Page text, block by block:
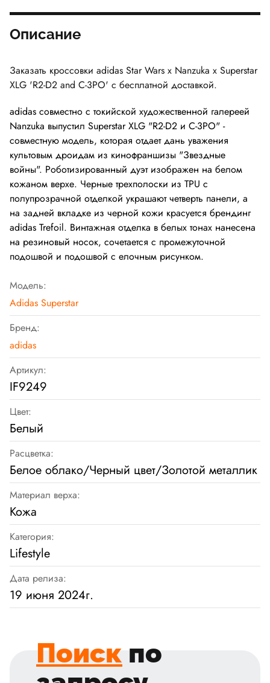
Описание
Заказать кроссовки adidas Star Wars x Nanzuka x Superstar
XLG 'R2-D2 and C-3PO' с бесплатной доставкой.
adidas совместно с токийской художественной галереей
Nanzuka выпустил Superstar XLG "R2-D2 и C-3PO" -
совместную модель, которая отдает дань уважения
культовым дроидам из кинофраншизы "Звездные
войны". Роботизированный дуэт изображен на белом
кожаном верхе. Черные трехполоски из TPU с
полупрозрачной отделкой украшают четверть панели, а
на задней вкладке из черной кожи красуется брендинг
adidas Trefoil. Винтажная отделка в белых тонах нанесена
на резиновый носок, сочетается с промежуточной
подошвой и подошвой с елочным рисунком.
Модель:
Adidas Superstar
Бренд:
adidas
Артикул:
IF9249
Цвет:
Белый
Расцветка:
Белое облако/Черный цвет/Золотой металлик
Материал верха:
Кожа
Категория:
Lifestyle
Дата релиза:
19 июня 2024г.
Поиск по